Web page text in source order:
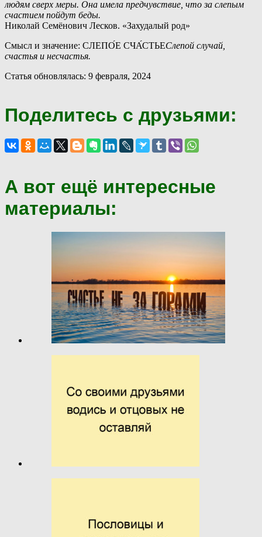
людям сверх меры. Она имела предчувствие, что за слепым
счастием пойдут беды.
Николай Семёнович Лесков. «Захудалый род»
Смысл и значение: СЛЕПО́Е СЧА́СТЬЕСлепой случай,
счастья и несчастья.
Статья обновлялась: 9 февраля, 2024
Поделитесь с друзьями:
А вот ещё интересные
материалы: